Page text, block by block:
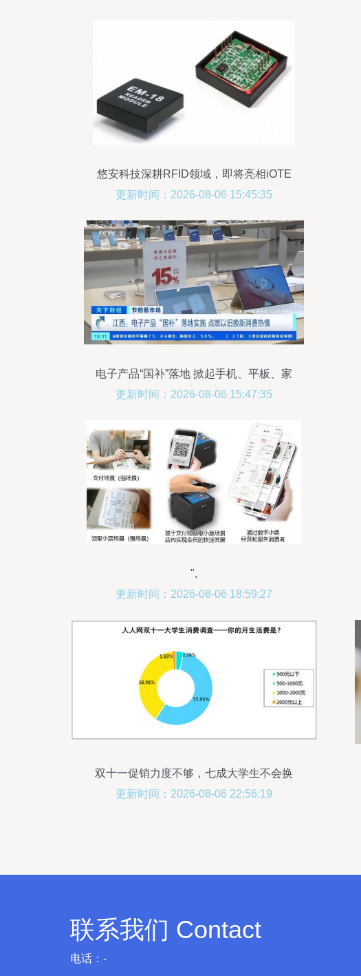
悠安科技深耕RFID领域，即将亮相iOTE
2019深圳物联网展推动电子标签创新
更新时间：2026-08-06 15:45:35
电子产品“国补”落地 掀起手机、平板、家
电换新热潮
更新时间：2026-08-06 15:47:35
",
更新时间：2026-08-06 18:59:27
双十一促销力度不够，七成大学生不会换
电子产品——高校电子产品销售面临新挑
更新时间：2026-08-06 22:56:19
联系我们 Contact
电话：-